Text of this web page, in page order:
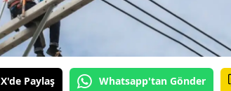
X'de Paylaş Whatsapp'tan Gönder